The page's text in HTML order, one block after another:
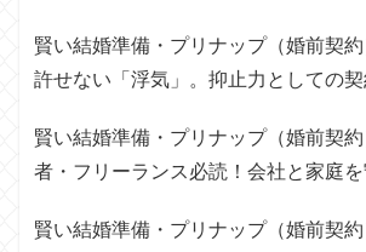
賢い結婚準備・プリナップ（婚前契
許せない「浮気」。抑止力としての契
賢い結婚準備・プリナップ（婚前契
者・フリーランス必読！会社と家庭
賢い結婚準備・プリナップ（婚前契